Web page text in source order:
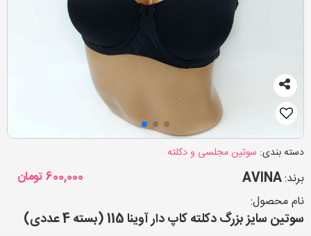
دسته بندی: سوتین مجلسی و دکلته
برند:AVINA
600,000تومان
نام محصول:
سوتین سایز بزرگ دکلته کاپ دار آوینا 115 (بسته 4 عددی)